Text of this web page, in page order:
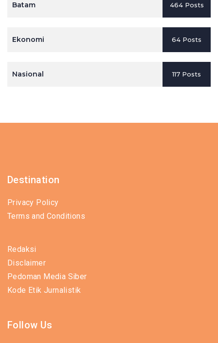
Batam 464 Posts
Ekonomi 64 Posts
Nasional 117 Posts
Destination
Privacy Policy
Terms and Conditions
Redaksi
Disclaimer
Pedoman Media Siber
Kode Etik Jurnalistik
Follow Us